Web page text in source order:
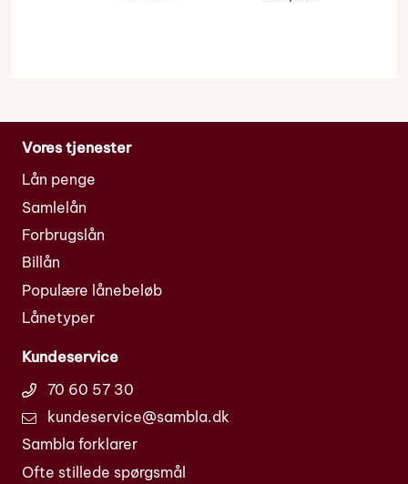
Vores tjenester
Lån penge
Samlelån
Forbrugslån
Billån
Populære lånebeløb
Lånetyper
Kundeservice
70 60 57 30
kundeservice@sambla.dk
Sambla forklarer
Ofte stillede spørgsmål